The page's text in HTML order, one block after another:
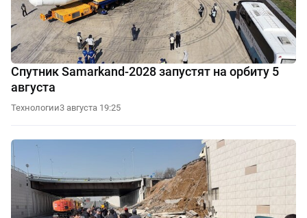
Спутник Samarkand-2028 запустят на орбиту 5
августа
Технологии3 августа 19:25